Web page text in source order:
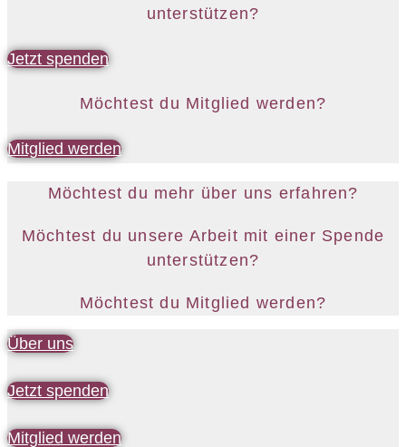
unterstützen?
Jetzt spenden
Möchtest du Mitglied werden?
Mitglied werden
Möchtest du mehr über uns erfahren?
Möchtest du unsere Arbeit mit einer Spende
unterstützen?
Möchtest du Mitglied werden?
Über uns
Jetzt spenden
Mitglied werden